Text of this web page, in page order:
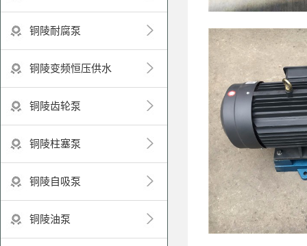
铜陵耐腐泵
铜陵变频恒压供水
铜陵齿轮泵
铜陵柱塞泵
铜陵自吸泵
铜陵油泵